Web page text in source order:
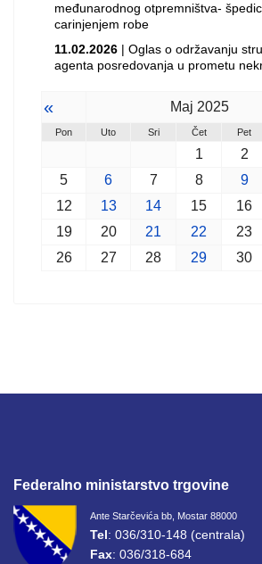
međunarodnog otpremništva-
carinjenjem robe
11.02.2026 | Oglas o održavanju
agenta posredovanja u prometu
« Maj 2025
Pon Uto Sri Čet Pet
1 2
5
6 7 8 9
12
13 14 15 16
19
20 21 22 23
26
27 28 29 30
Federalno ministarstvo trgovine
Ante Starčevića bb, Mostar 88000
Tel: 036/310-148 (centrala)
Fax: 036/318-684